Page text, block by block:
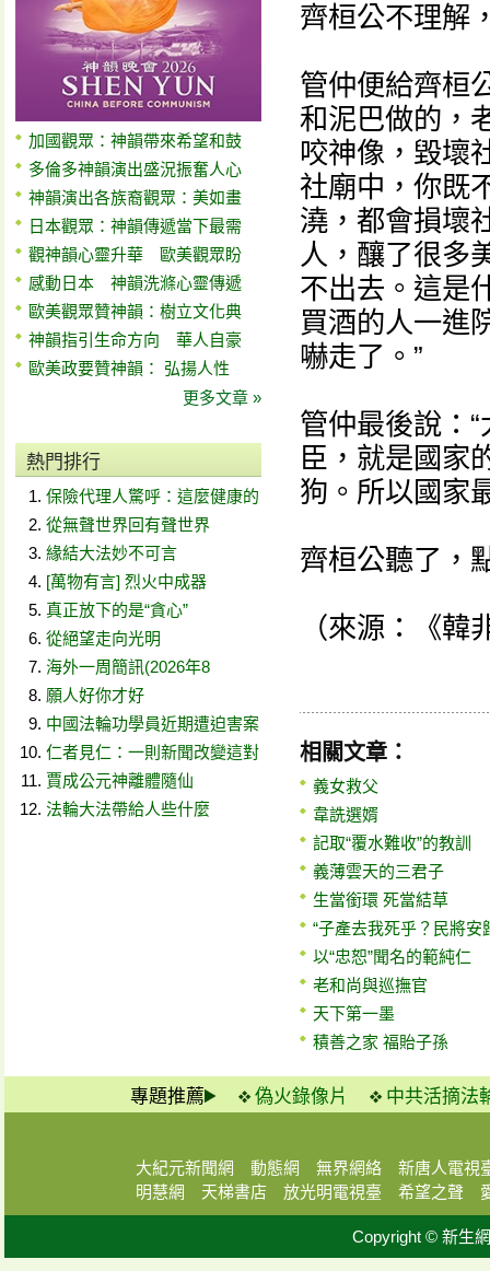
加國觀眾：神韻帶來希望和鼓
多倫多神韻演出盛況振奮人心
神韻演出各族裔觀眾：美如畫
日本觀眾：神韻傳遞當下最需
觀神韻心靈升華 歐美觀眾盼
感動日本 神韻洗滌心靈傳遞
歐美觀眾贊神韻：樹立文化典
神韻指引生命方向 華人自豪
歐美政要贊神韻： 弘揚人性
更多文章 »
熱門排行
保險代理人驚呼：這麼健康的
從無聲世界回有聲世界
緣結大法妙不可言
[萬物有言] 烈火中成器
真正放下的是“貪心”
從絕望走向光明
海外一周簡訊(2026年8
願人好你才好
中國法輪功學員近期遭迫害案
仁者見仁：一則新聞改變這對
賈成公元神離體隨仙
法輪大法帶給人些什麼
齊桓公不理解
管仲便給齊桓
和泥巴做的，
咬神像，毀壞
社廟中，你既
澆，都會損壞
人，釀了很多
不出去。這是
買酒的人一進
嚇走了。”
管仲最後說：
臣，就是國家
狗。所以國家
齊桓公聽了，
（來源：《韓
相關文章：
義女救父
韋詵選婿
記取“覆水難收”的教訓
義薄雲天的三君子
生當銜環 死當結草
“子產去我死乎？民將安
以“忠恕”聞名的範純仁
老和尚與巡撫官
天下第一墨
積善之家 福貽子孫
專題推薦 偽火錄像片 中共活摘法
大紀元新聞網 動態網 無界網絡
新唐人電視
明慧網
天梯書店 放光明電視臺 希望之聲
Copyright © 新生